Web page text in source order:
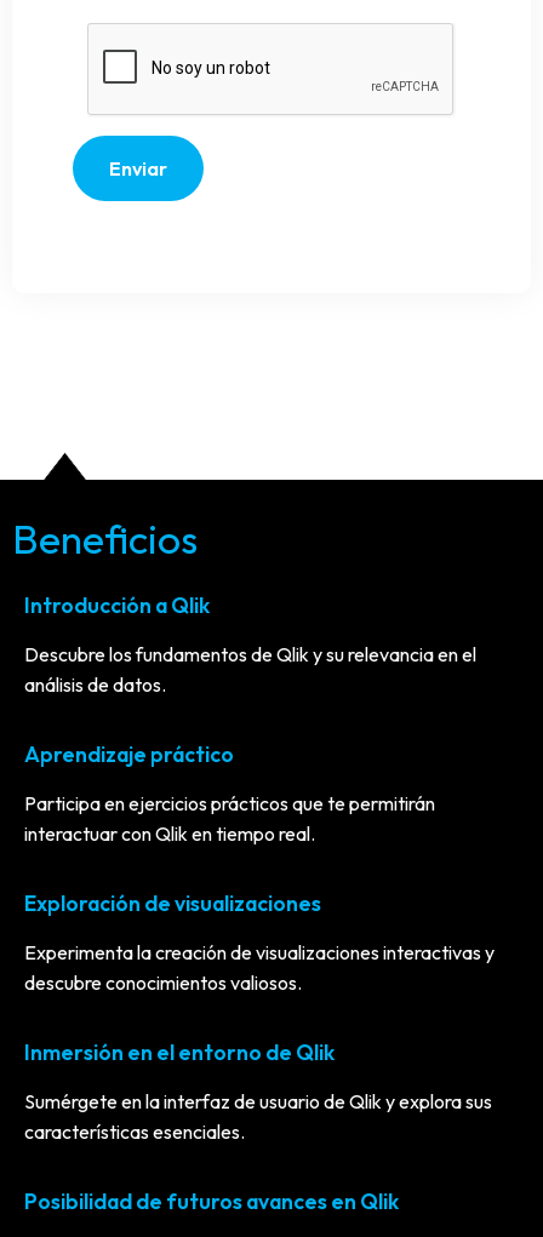
Enviar
Beneficios
Introducción a Qlik
Descubre los fundamentos de Qlik y su relevancia en el
análisis de datos.
Aprendizaje práctico
Participa en ejercicios prácticos que te permitirán
interactuar con Qlik en tiempo real.
Exploración de visualizaciones
Experimenta la creación de visualizaciones interactivas y
descubre conocimientos valiosos.
Inmersión en el entorno de Qlik
Sumérgete en la interfaz de usuario de Qlik y explora sus
características esenciales.
Posibilidad de futuros avances en Qlik